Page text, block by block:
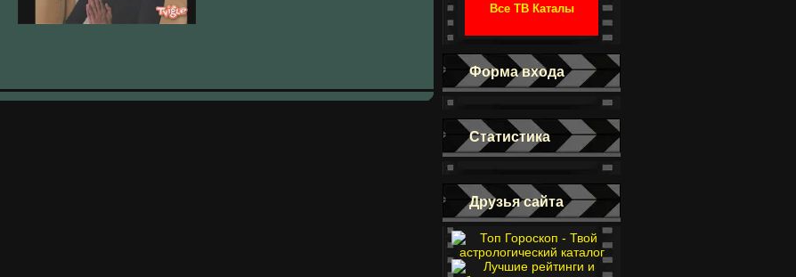
Все ТВ Каталы
Форма входа
Статистика
Друзья сайта